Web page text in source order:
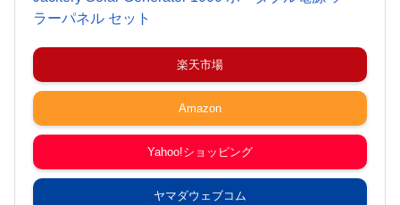
ラーパネル セット
楽天市場
Amazon
Yahoo!ショッピング
ヤマダウェブコム